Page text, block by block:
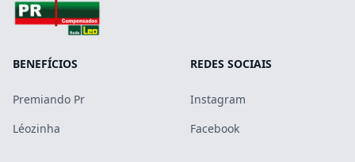
BENEFÍCIOS
Premiando Pr
Léozinha
REDES SOCIAIS
Instagram
Facebook